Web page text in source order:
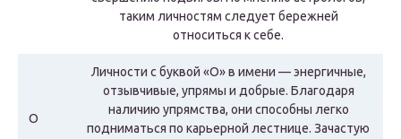
таким личностям следует бережней
относиться к себе.
О
Личности с буквой «О» в имени — энергичные,
отзывчивые, упрямы и добрые. Благодаря
наличию упрямства, они способны легко
подниматься по карьерной лестнице. Зачастую